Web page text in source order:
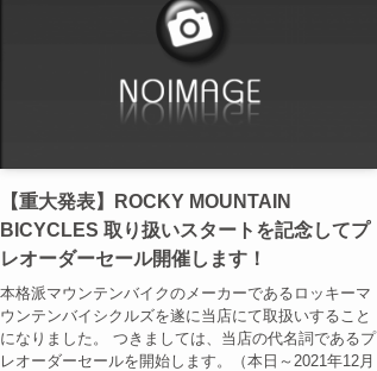
【重大発表】ROCKY MOUNTAIN
BICYCLES 取り扱いスタートを記念してプ
レオーダーセール開催します！
本格派マウンテンバイクのメーカーであるロッキーマ
ウンテンバイシクルズを遂に当店にて取扱いすること
になりました。 つきましては、当店の代名詞であるプ
レオーダーセールを開始します。（本日～2021年12月